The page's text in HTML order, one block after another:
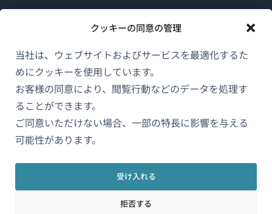
クッキーの同意の管理
当社は、ウェブサイトおよびサービスを最適化するた
めにクッキーを使用しています。
お客様の同意により、閲覧行動などのデータを処理す
ることができます。
ご同意いただけない場合、一部の特長に影響を与える
可能性があります。
受け入れる
拒否する
日本語
WPMLについて
GDPRおよびプライバシーポリシー
チームに参加（新
ィ
し
い
ウ
ィ
し
い
ウ
ィ
し
ウ